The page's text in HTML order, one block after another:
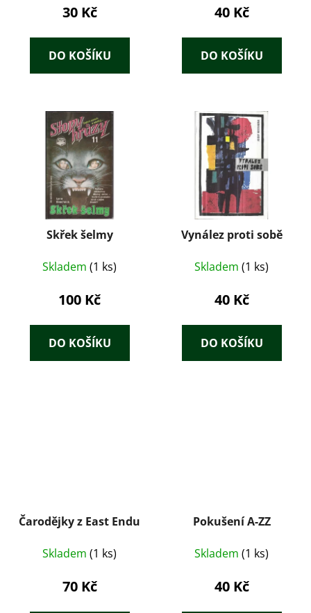
30 Kč
DO KOŠÍKU
40 Kč
DO KOŠÍKU
Skřek šelmy
Skladem (1 ks)
100 Kč
DO KOŠÍKU
Vynález proti sobě
Skladem (1 ks)
40 Kč
DO KOŠÍKU
Čarodějky z East Endu
Skladem (1 ks)
70 Kč
Pokušení A-ZZ
Skladem (1 ks)
40 Kč